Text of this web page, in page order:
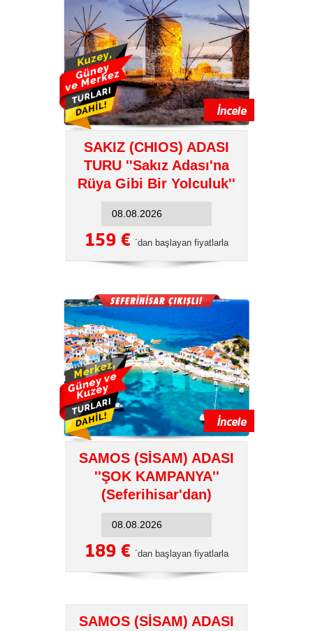
SAKIZ (CHIOS) ADASI
TURU ''Sakız Adası'na
Rüya Gibi Bir Yolculuk''
159 € ´dan başlayan fiyatlarla
SAMOS (SİSAM) ADASI
''ŞOK KAMPANYA''
(Seferihisar'dan)
189 € ´dan başlayan fiyatlarla
SAMOS (SİSAM) ADASI